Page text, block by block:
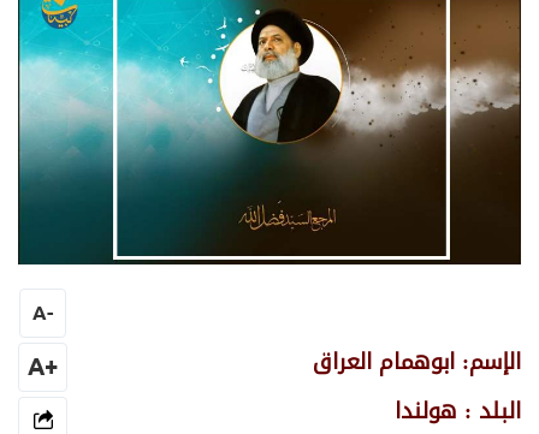
الإسم: ابوهمام العراق
البلد : هولندا
-
A
+A